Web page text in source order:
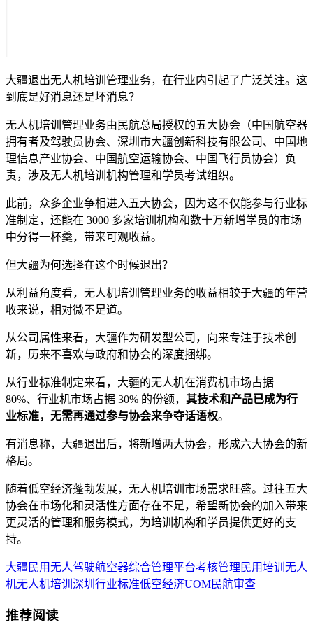
大疆退出无人机培训管理业务，在行业内引起了广泛关注。这
到底是好消息还是坏消息？
无人机培训管理业务由民航总局授权的五大协会（中国航空器
拥有者及驾驶员协会、深圳市大疆创新科技有限公司、中国地
理信息产业协会、中国航空运输协会、中国飞行员协会）负
责，涉及无人机培训机构管理和学员考试组织。
此前，众多企业争相进入五大协会，因为这不仅能参与行业标
准制定，还能在 3000 多家培训机构和数十万新增学员的市场
中分得一杯羹，带来可观收益。
但大疆为何选择在这个时候退出？
从利益角度看，无人机培训管理业务的收益相较于大疆的年营
收来说，相对微不足道。
从公司属性来看，大疆作为研发型公司，向来专注于技术创
新，历来不喜欢与政府和协会的深度捆绑。
从行业标准制定来看，大疆的无人机在消费机市场占据
80%、行业机市场占据 30% 的份额， 其技术和产品已成为行
业标准，无需再通过参与协会来争夺话语权。
有消息称，大疆退出后，将新增两大协会，形成六大协会的新
格局。
随着低空经济蓬勃发展，无人机培训市场需求旺盛。过往五大
协会在市场化和灵活性方面存在不足，希望新协会的加入带来
更灵活的管理和服务模式，为培训机构和学员提供更好的支
持。
大疆 民用无人驾驶航空器综合管理平台考核管理 民用培训 无人
机无人机培训 深圳 行业标准低空经济UOM民航审查
推荐阅读